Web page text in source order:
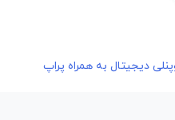
دیجیتال به همراه پراپ